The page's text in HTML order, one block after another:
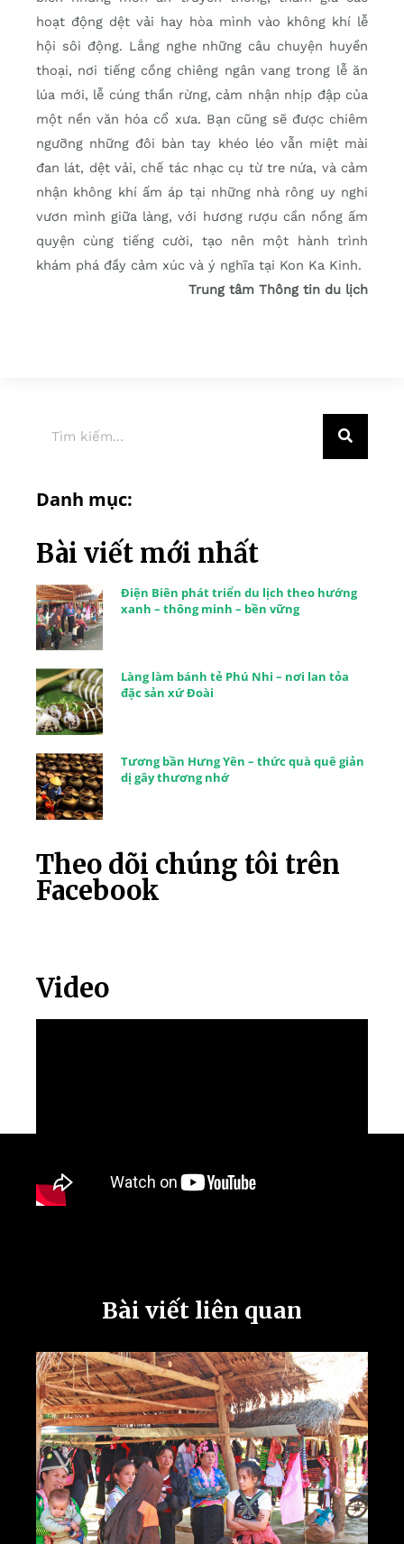
hoạt động dệt vải hay hòa mình vào không khí lễ
hội sôi động. Lắng nghe những câu chuyện huyền
thoại, nơi tiếng cồng chiêng ngân vang trong lễ ăn
lúa mới, lễ cúng thần rừng, cảm nhận nhịp đập của
một nền văn hóa cổ xưa. Bạn cũng sẽ được chiêm
ngưỡng những đôi bàn tay khéo léo vẫn miệt mài
đan lát, dệt vải, chế tác nhạc cụ từ tre nứa, và cảm
nhận không khí ấm áp tại những nhà rông uy nghi
vươn mình giữa làng, với hương rượu cần nồng ấm
quyện cùng tiếng cười, tạo nên một hành trình
khám phá đầy cảm xúc và ý nghĩa tại Kon Ka Kinh.
Trung tâm Thông tin du lịch
Danh mục:
Bài viết mới nhất
Điện Biên phát triển du lịch theo hướng
xanh – thông minh – bền vững
Làng làm bánh tẻ Phú Nhi – nơi lan tỏa
đặc sản xứ Đoài
Tương bần Hưng Yên – thức quà quê giản
dị gây thương nhớ
Theo dõi chúng tôi trên
Facebook
Video
Bài viết liên quan